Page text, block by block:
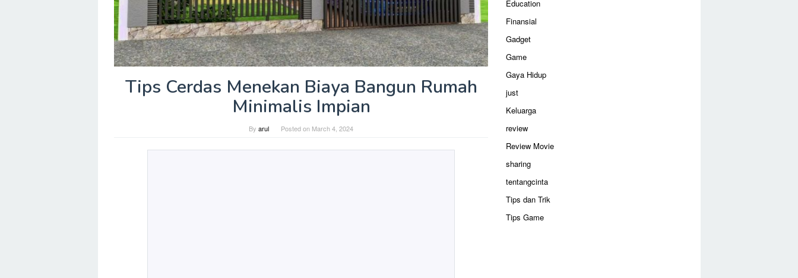
Tips Cerdas Menekan Biaya Bangun Rumah
Minimalis Impian
By arul Posted on March 4, 2024
Education
Finansial
Gadget
Game
Gaya Hidup
just
Keluarga
review
Review Movie
sharing
tentangcinta
Tips dan Trik
Tips Game